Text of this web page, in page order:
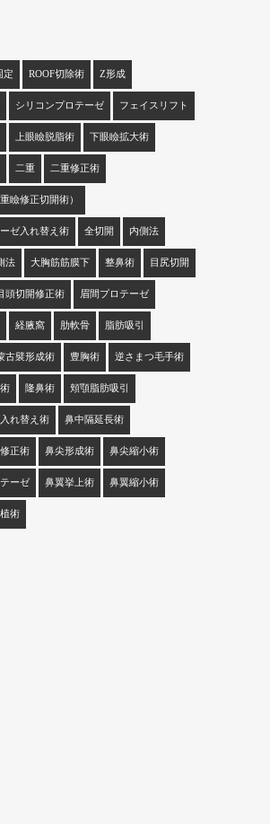
定 ROOF切除術 Z形成
シリコンプロテーゼ フェイスリフト
上眼瞼脱脂術 下眼瞼拡大術
二重 二重修正術
瞼修正切開術）
ゼ入れ替え術 全切開 内側法
法 大胸筋筋膜下 整鼻術 目尻切開
頭切開修正術 眉間プロテーゼ
経腋窩 肋軟骨 脂肪吸引
古襞形成術 豊胸術 逆さまつ毛手術
隆鼻術 頬顎脂肪吸引
れ替え術 鼻中隔延長術
正術 鼻尖形成術 鼻尖縮小術
ーゼ 鼻翼挙上術 鼻翼縮小術
術